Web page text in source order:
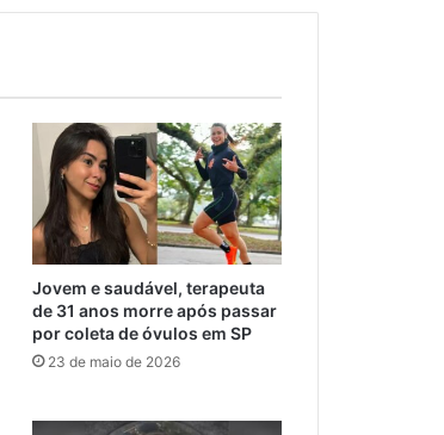
Jovem e saudável, terapeuta
de 31 anos morre após passar
por coleta de óvulos em SP
23 de maio de 2026